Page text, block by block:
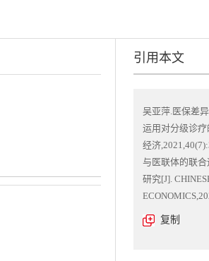
引用本文
吴亚萍.医保差
运用对分级诊
经济
与医联体的联
研究[J].
复制